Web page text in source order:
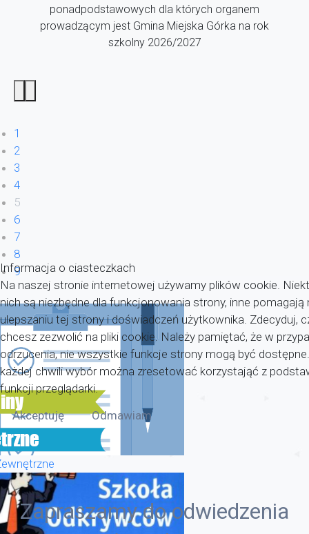
ponadpodstawowych dla których organem
prowadzącym jest Gmina Miejska Górka na rok
szkolny 2026/2027
1
2
3
4
5
6
7
8
9
Zapraszamy do odwiedzenia
Informacja o ciasteczkach
Na naszej stronie internetowej używamy plików cookie.
nich są niezbędne dla funkcjonowania strony, inne pomagają
ulepszaniu tej strony i doświadczeń użytkownika. Zdecyduj,
chcesz zezwolić na pliki cookie. Należy pamiętać, że w
odrzucenia, nie wszystkie funkcje strony mogą być
każdej chwili wybór można zresetować korzystająć z
funkcji przeglądarki.
Akceptuję
Odmawiam